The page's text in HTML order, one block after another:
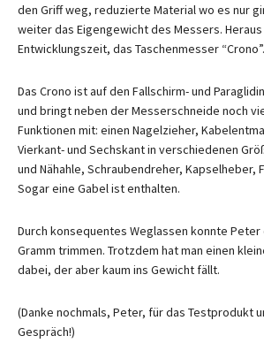
den Griff weg, reduzierte Material wo es nur
weiter das Eigengewicht des Messers.
Entwicklungszeit, das Taschenmesser “Crono”.
Das Crono ist auf den Fallschirm- und
und bringt neben der Messerschneide noch
Funktionen mit: einen Nagelzieher,
Vierkant- und Sechskant in verschiedenen
und Nähahle, Schraubendreher, Kapselheber,
Sogar eine Gabel ist enthalten.
Durch konsequentes Weglassen konnte Peter
Gramm trimmen. Trotzdem hat man einen
dabei, der aber kaum ins Gewicht fällt.
(Danke nochmals, Peter, für das Testprodukt
Gespräch!)